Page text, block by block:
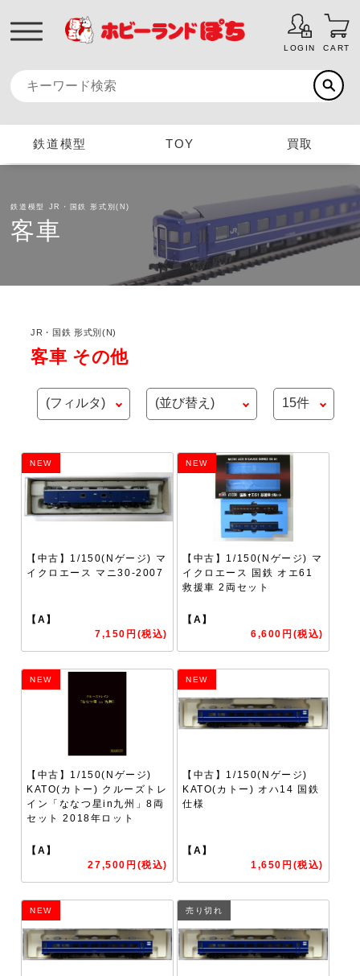
LOGIN CART
鉄道模型 TOY 買取
鉄道模型 JR・国鉄 形式別(N)
客車
JR・国鉄 形式別(N)
客車 その他
NEW
【中古】1/150(Nゲージ) マ
イクロエース マニ30-2007
【A】
7,150円(税込)
NEW
【中古】1/150(Nゲージ) マ
イクロエース 国鉄 オエ61
救援車 2両セット
【A】
6,600円(税込)
NEW
【中古】1/150(Nゲージ)
KATO(カトー) クルーズトレ
イン「ななつ星in九州」8両
セット 2018年ロット
【A】
27,500円(税込)
NEW
【中古】1/150(Nゲージ)
KATO(カトー) オハ14 国鉄
仕様
【A】
1,650円(税込)
NEW 売り切れ